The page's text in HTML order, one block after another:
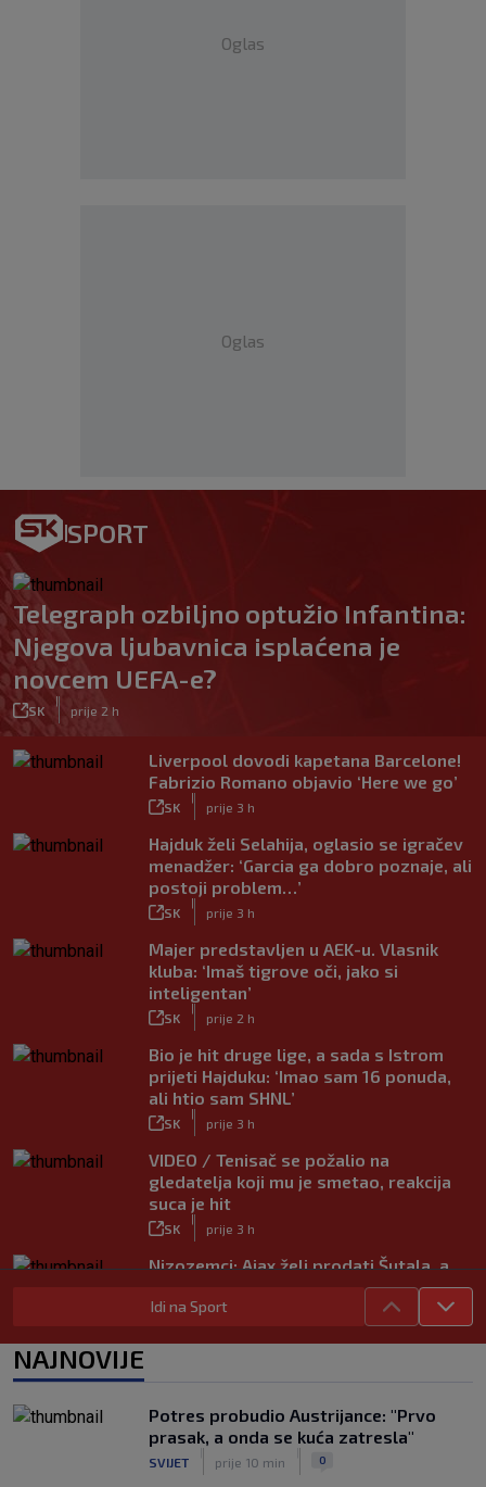
Oglas
Oglas
SPORT
Telegraph ozbiljno optužio Infantina:
Njegova ljubavnica isplaćena je
novcem UEFA-e?
SK prije 2 h
Liverpool dovodi kapetana Barcelone!
Fabrizio Romano objavio ‘Here we go’
SK prije 3 h
Hajduk želi Selahija, oglasio se igračev
menadžer: ‘Garcia ga dobro poznaje, ali
postoji problem…’
SK prije 3 h
Majer predstavljen u AEK-u. Vlasnik
kluba: ‘Imaš tigrove oči, jako si
inteligentan’
SK prije 2 h
Bio je hit druge lige, a sada s Istrom
prijeti Hajduku: ‘Imao sam 16 ponuda,
ali htio sam SHNL’
SK prije 3 h
VIDEO / Tenisač se požalio na
gledatelja koji mu je smetao, reakcija
suca je hit
SK prije 3 h
Nizozemci: Ajax želi prodati Šutala, a
SK
|
7. kol.
Bennacer raskinuo s Milanom i sada je
SK 7. kol.
VIDEO / Počela nam je ‘Cvajta’! Brekalo
solidan u gostujućoj pobjedi Herthe
Idi na Sport
NAJNOVIJE
Potres probudio Austrijance: "Prvo
prasak, a onda se kuća zatresla"
SVIJET prije 10 min 0